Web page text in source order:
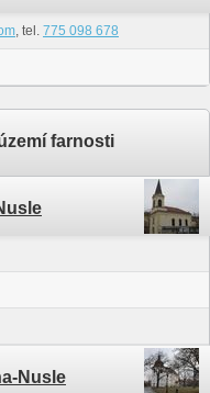
, tel. 775 098 678
farnosti
Nusle